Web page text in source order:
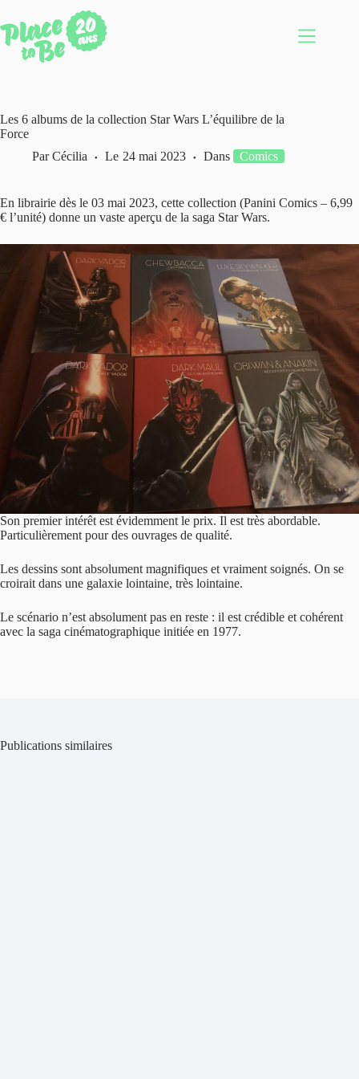
au
contenu
Les 6 albums de la collection Star Wars L’équilibre de la
Force
Par Cécilia Le 24 mai 2023 Dans Comics
En librairie dès le 03 mai 2023, cette collection (Panini Comics – 6,99
€ l’unité) donne un vaste aperçu de la saga Star Wars.
Son premier intérêt est évidemment le prix. Il est très abordable.
Particulièrement pour des ouvrages de qualité.
Les dessins sont absolument magnifiques et vraiment soignés. On se
croirait dans une galaxie lointaine, très lointaine.
Le scénario n’est absolument pas en reste : il est crédible et cohérent
avec la saga cinématographique initiée en 1977.
Publications similaires